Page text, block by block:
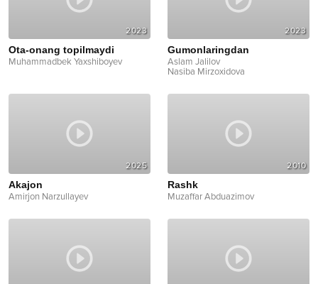
2023
Ota-onang topilmaydi
Muhammadbek Yaxshiboyev
2023
Gumonlaringdan
Aslam Jalilov
Nasiba Mirzoxidova
2025
Akajon
Amirjon Narzullayev
2010
Rashk
Muzaffar Abduazimov